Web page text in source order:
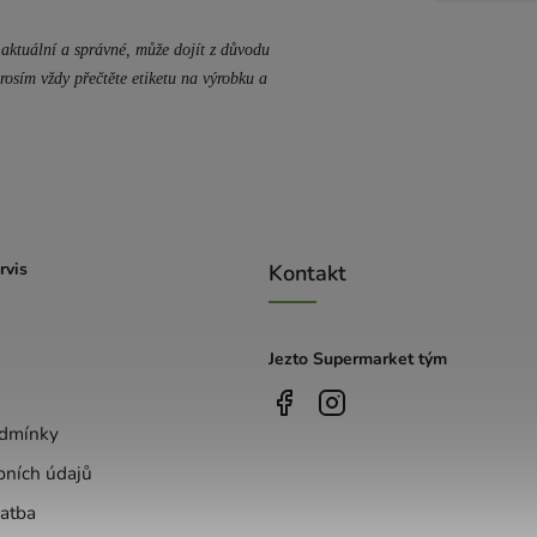
a správné, může dojít z důvodu
vždy přečtěte etiketu na výrobku a
údajů
Kontakt
Jezto Supermarket tým